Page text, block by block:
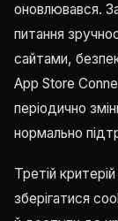
оновлювався.
питання
сайтами,
App Store
періодично
нормально
Третій
зберігатися